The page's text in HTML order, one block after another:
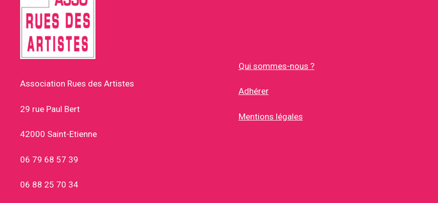
Association Rues des Artistes
29 rue Paul Bert
42000 Saint-Etienne
06 79 68 57 39
06 88 25 70 34
Qui sommes-nous ?
Adhérer
Mentions légales